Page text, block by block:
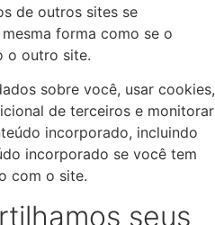
de outros sites se
forma como se o
o outro site.
sobre você, usar cookies,
de terceiros e monitorar
incorporado, incluindo
incorporado se você tem
com o site.
seus